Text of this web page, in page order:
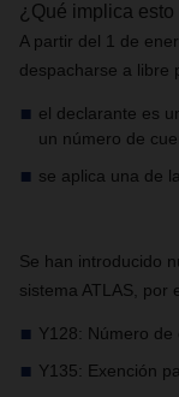
¿Qué implica
A partir del 1 de
despacharse a libre
el declarante es
un número de
se aplica una de
Se han introducido
sistema ATLAS, por
Y128: Número de
Y135: Exención